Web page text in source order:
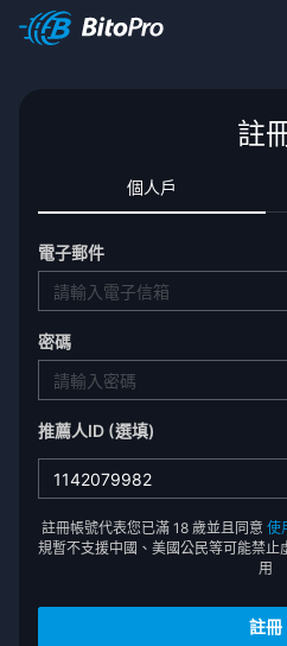
註
個人戶
電子郵件
密碼
推薦人ID (選填)
註冊帳號代表您已滿 18 歲並且同意使
規暫不支援中國、美國公民等可能禁
用